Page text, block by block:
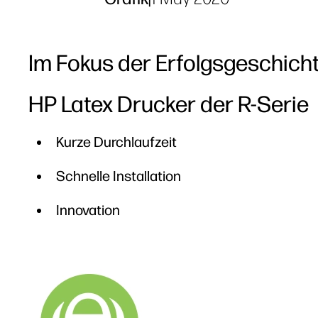
Im Fokus der
HP Latex Drucker der R-Serie
Kurze Durchlaufzeit
Schnelle Installation
Innovation